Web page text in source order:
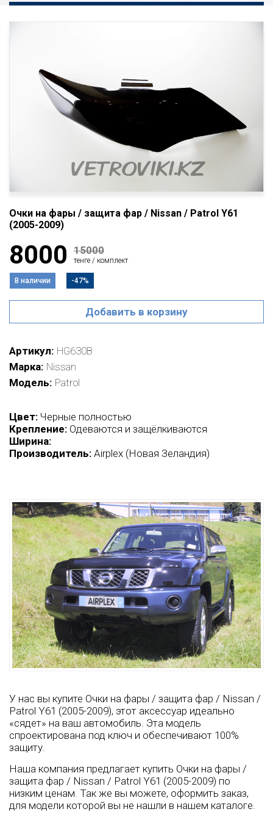
Очки на фары / защита фар / Nissan / Patrol Y61
(2005-2009)
8000 15000
тенге / комплект
В наличии -47%
Добавить в корзину
Артикул HG630B
Марка Nissan
Модель Patrol
Цвет: Черные полностью
Крепление: Одеваются и защёлкиваются
Ширина:
Производитель: Airplex (Новая Зеландия)
У нас вы купите Очки на фары / защита фар / Nissan /
Patrol Y61 (2005-2009), этот аксессуар идеально
«сядет» на ваш автомобиль. Эта модель
спроектирована под ключ и обеспечивают 100%
защиту.
Наша компания предлагает купить Очки на фары /
защита фар / Nissan / Patrol Y61 (2005-2009) по
низким ценам. Так же вы можете, оформить заказ,
для модели которой вы не нашли в нашем каталоге.